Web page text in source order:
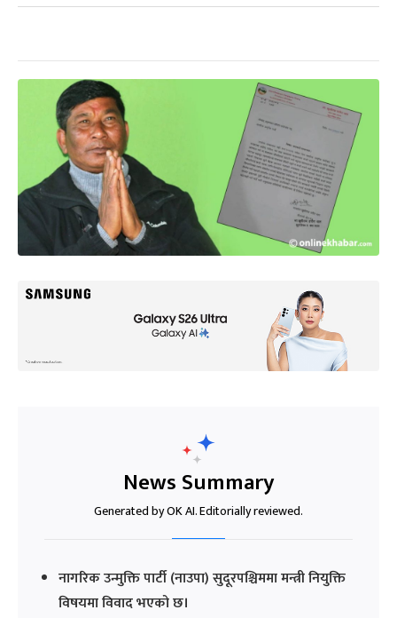
News Summary
Generated by OK AI. Editorially reviewed.
नागरिक उन्मुक्ति पार्टी (नाउपा) सुदूरपश्चिममा मन्त्री नियुक्ति
विषयमा विवाद भएको छ।